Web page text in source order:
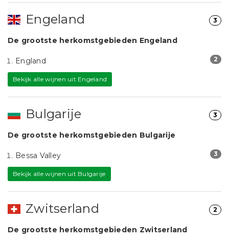
3
Engeland
De grootste herkomstgebieden Engeland
England 2
Bekijk alle wijnen uit Engeland
3
Bulgarije
De grootste herkomstgebieden Bulgarije
Bessa Valley 3
Bekijk alle wijnen uit Bulgarije
2
Zwitserland
De grootste herkomstgebieden Zwitserland